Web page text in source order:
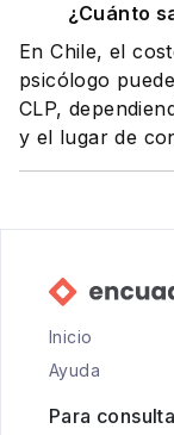
¿Cuánto
En Chile, el
psicólogo
CLP,
y el lugar de
Inicio
Ayuda
Para